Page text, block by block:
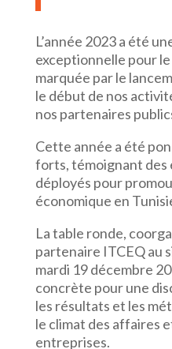
L’année 2023 a été
exceptionnelle pour
marquée par le
le début de nos
nos partenaires
Cette année a été
forts, témoignant
déployés pour
économique en
La table ronde,
partenaire ITCEQ au
mardi 19 décembre
concrète pour une
les résultats et les
le climat des affaires
entreprises.